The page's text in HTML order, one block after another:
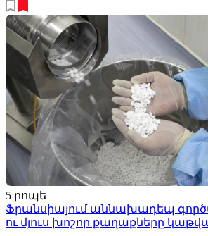
5 րոպե
Ֆրանսիայում աննախադեպ
ու մյուս խոշոր քաղաքները